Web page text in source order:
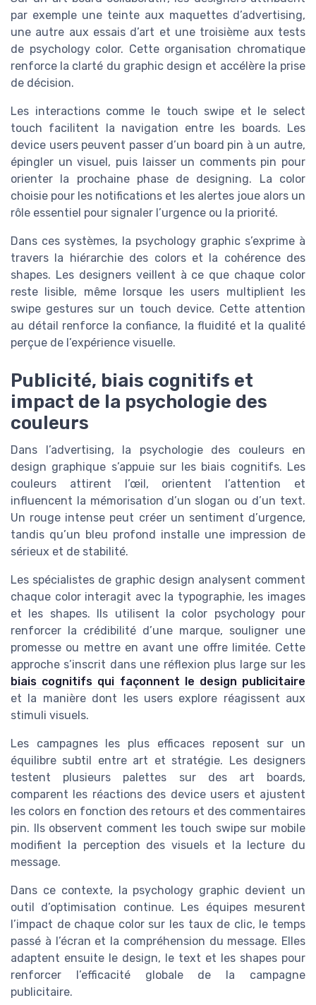
par exemple une teinte aux maquettes d’advertising,
une autre aux essais d’art et une troisième aux tests
de psychology color. Cette organisation chromatique
renforce la clarté du graphic design et accélère la prise
de décision.
Les interactions comme le touch swipe et le select
touch facilitent la navigation entre les boards. Les
device users peuvent passer d’un board pin à un autre,
épingler un visuel, puis laisser un comments pin pour
orienter la prochaine phase de designing. La color
choisie pour les notifications et les alertes joue alors un
rôle essentiel pour signaler l’urgence ou la priorité.
Dans ces systèmes, la psychology graphic s’exprime à
travers la hiérarchie des colors et la cohérence des
shapes. Les designers veillent à ce que chaque color
reste lisible, même lorsque les users multiplient les
swipe gestures sur un touch device. Cette attention
au détail renforce la confiance, la fluidité et la qualité
perçue de l’expérience visuelle.
Publicité, biais cognitifs et
impact de la psychologie des
couleurs
Dans l’advertising, la psychologie des couleurs en
design graphique s’appuie sur les biais cognitifs. Les
couleurs attirent l’œil, orientent l’attention et
influencent la mémorisation d’un slogan ou d’un text.
Un rouge intense peut créer un sentiment d’urgence,
tandis qu’un bleu profond installe une impression de
sérieux et de stabilité.
Les spécialistes de graphic design analysent comment
chaque color interagit avec la typographie, les images
et les shapes. Ils utilisent la color psychology pour
renforcer la crédibilité d’une marque, souligner une
promesse ou mettre en avant une offre limitée. Cette
approche s’inscrit dans une réflexion plus large sur les
biais cognitifs qui façonnent le design publicitaire
et la manière dont les users explore réagissent aux
stimuli visuels.
Les campagnes les plus efficaces reposent sur un
équilibre subtil entre art et stratégie. Les designers
testent plusieurs palettes sur des art boards,
comparent les réactions des device users et ajustent
les colors en fonction des retours et des commentaires
pin. Ils observent comment les touch swipe sur mobile
modifient la perception des visuels et la lecture du
message.
Dans ce contexte, la psychology graphic devient un
outil d’optimisation continue. Les équipes mesurent
l’impact de chaque color sur les taux de clic, le temps
passé à l’écran et la compréhension du message. Elles
adaptent ensuite le design, le text et les shapes pour
renforcer l’efficacité globale de la campagne
publicitaire.